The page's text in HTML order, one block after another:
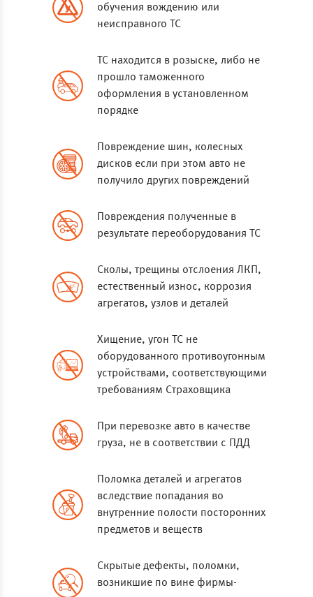
обучения вождению или
неисправного ТС
ТС находится в розыске, либо не
прошло таможенного
оформления в установленном
порядке
Повреждение шин, колесных
дисков если при этом авто не
получило других повреждений
Повреждения полученные в
результате переоборудования ТС
Сколы, трещины отслоения ЛКП,
естественный износ, коррозия
агрегатов, узлов и деталей
Хищение, угон ТС не
оборудованного противоугонным
устройствами, соответствующими
требованиям Страховщика
При перевозке авто в качестве
груза, не в соответствии с ПДД
Поломка деталей и агрегатов
вследствие попадания во
внутренние полости посторонних
предметов и веществ
Скрытые дефекты, поломки,
возникшие по вине фирмы-